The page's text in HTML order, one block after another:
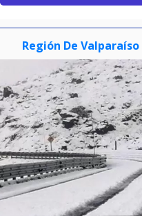
Región De Valparaíso